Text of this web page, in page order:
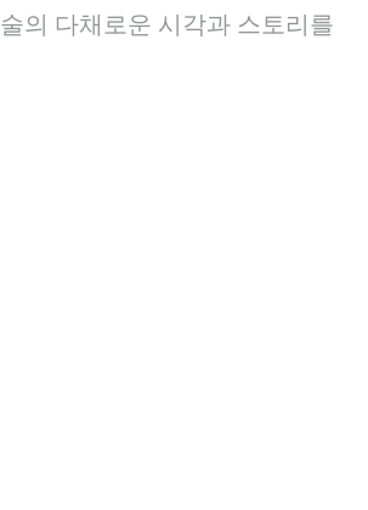
의 다채로운 시각과 스토리를